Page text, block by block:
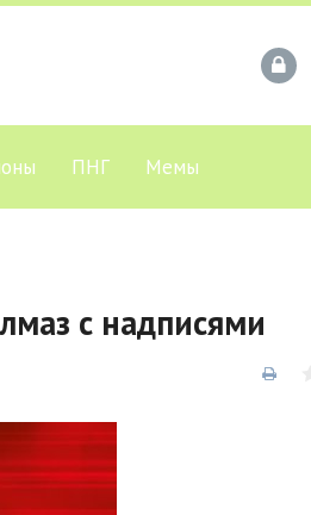
ПНГ Мемы
с надписями